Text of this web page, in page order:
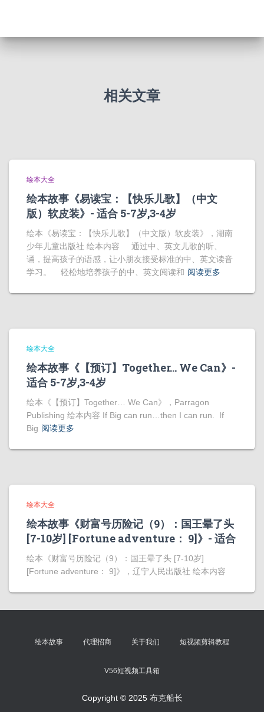
相关文章
绘本大全
绘本故事《易读宝：【快乐儿歌】（中文
版）软皮装》- 适合 5-7岁,3-4岁
绘本《易读宝：【快乐儿歌】（中文版）软皮装》，湖南
少年儿童出版社 绘本内容 通过中、英文儿歌的听、
诵，提高孩子的语感，让小朋友接受标准的中、英文读音
学习。 轻松地培养孩子的中、英文阅读和 阅读更多
绘本大全
绘本故事《【预订】Together… We Can》-
适合 5-7岁,3-4岁
绘本《【预订】Together… We Can》，Parragon
Publishing 绘本内容 If Big can run…then I can run. If
Big 阅读更多
绘本大全
绘本故事《财富号历险记（9）：国王晕了头
[7-10岁] [Fortune adventure： 9]》- 适合
绘本《财富号历险记（9）：国王晕了头 [7-10岁]
[Fortune adventure： 9]》，辽宁人民出版社 绘本内容
绘本故事 代理招商 关于我们 短视频剪辑教程
V56短视频工具箱
Copyright © 2025 布克船长